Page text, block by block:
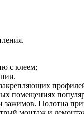
с клеем;
помещениях
зажимов. Полотна